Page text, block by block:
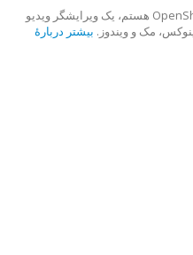
سلام! من خالق OpenShot Video Editor هستم، یک ویرایشگر ویدیو
مک و ویندوز. بیشتر دربارهٔ